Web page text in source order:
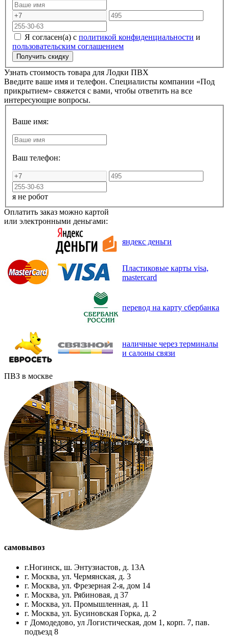
Я согласен(а) с политикой конфиденциальности и
пользовательским соглашением
Узнать стоимость товара для Лодки ПВХ
Введите ваше имя и телефон. Специалисты компании «Под
прикрытием» свяжется с вами, чтобы ответить на все
интересующие вопросы.
Ваше имя:
Ваш телефон:
я не робот
Оплатить заказ можно картой
или электронными деньгами:
яндекс деньги
Пластиковые карты visa,
mastercard
перевод на карту сбербанка
наличные через терминалы
и салоны связи
ПВЗ в москве
самовывоз
г.Ногинск, ш. Энтузиастов, д. 13А
г. Москва, ул. Чермянская, д. 3
г. Москва, ул. Фрезерная 2-я, дом 14
г. Москва, ул. Рябиновая, д 37
г. Москва, ул. Промышленная, д. 11
г. Москва, ул. Бусиновская Горка, д. 2
г Домодедово, ул Логистическая, дом 1, корп. 7, пав.
подъезд 8